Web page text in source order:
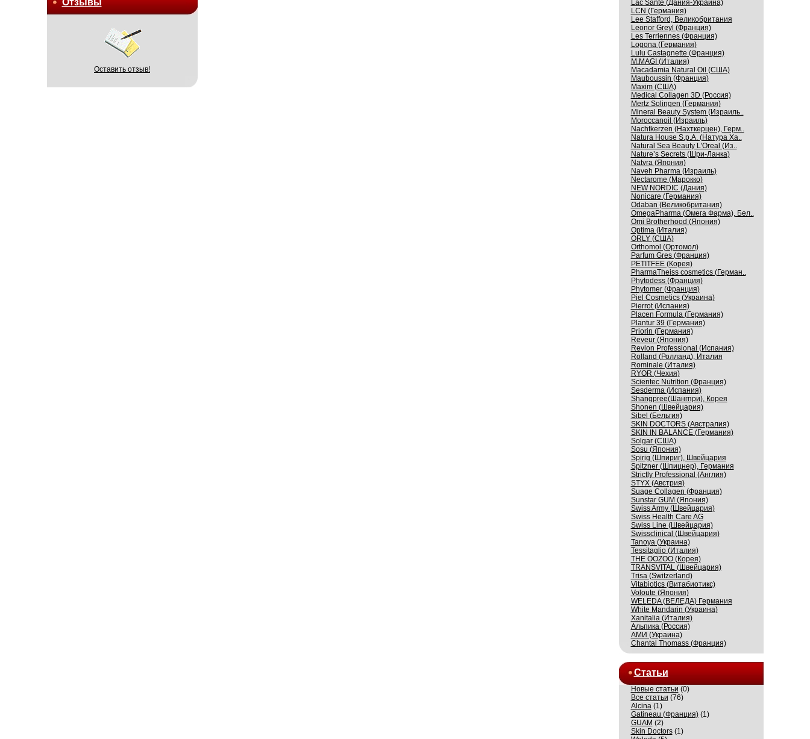
Отзывы
Оставить отзыв!
Lac Sante (Дания-Украина)
LCN (Германия)
Lee Stafford, Великобритания
Leonor Greyl (Франция)
Les Terriennes (Франция)
Logona (Германия)
Lulu Castagnette (Франция)
M.MAGI (Италия)
Macadamia Natural Oil (США)
Mauboussin (Франция)
Maxim (США)
Medical Collagen 3D (Россия)
Mertz Solingen (Германия)
Mineral Beauty System (Израиль..
Moroccanoil (Израиль)
Nachtkerzen (Нахткерцен), Герм..
Natura House S.p.A. (Натура Ха..
Natural Sea Beauty L'Oreal (Из..
Nature’s Secrets (Шри-Ланка)
Natvra (Япония)
Naveh Pharma (Израиль)
Nectarome (Марокко)
NEW NORDIC (Дания)
Nonicare (Германия)
Odaban (Великобритания)
OmegaPharma (Омега Фарма), Бел..
Omi Brotherhood (Япония)
Optima (Италия)
ORLY (США)
Orthomol (Ортомол)
Parfum Gres (Франция)
PETITFEE (Корея)
PharmaTheiss cosmetics (Герман..
Phytodess (Франция)
Phytomer (Франция)
Piel Cosmetics (Украина)
Pierrot (Испания)
Placen Formula (Германия)
Plantur 39 (Германия)
Priorin (Германия)
Reveur (Япония)
Revlon Professional (Испания)
Rolland (Ролланд), Италия
Rominale (Италия)
RYOR (Чехия)
Scientec Nutrition (Франция)
Sesderma (Испания)
Shangpree(Шангпри), Корея
Shonen (Швейцария)
Sibel (Бельгия)
SKIN DOCTORS (Австралия)
SKIN IN BALANCE (Германия)
Solgar (США)
Sosu (Япония)
Spirig (Шпириг), Швейцария
Spitzner (Шпицнер), Германия
Strictly Professional (Англия)
STYX (Австрия)
Suage Collagen (Франция)
Sunstar GUM (Япония)
Swiss Army (Швейцария)
Swiss Health Care AG
Swiss Line (Швейцария)
Swissсlinical (Швейцария)
Tanoya (Украина)
Tessitaglio (Италия)
THE OOZOO (Корея)
TRANSVITAL (Швейцария)
Trisa (Switzerland)
Vitabiotics (Витабиотикс)
Voloute (Япония)
WELEDA (ВЕЛЕДА) Германия
White Mandarin (Украина)
Xanitalia (Италия)
Альпика (Россия)
АМИ (Украина)
Сhantal Thomass (Франция)
Статьи
Новые статьи (0)
Все статьи (76)
Alcina(1)
Gatineau (Франция)(1)
GUAM (2)
Skin Doctors(1)